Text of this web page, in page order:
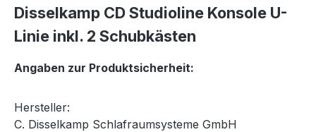
Disselkamp CD Studioline Konsole U-
Linie inkl. 2 Schubkästen
Angaben zur Produktsicherheit:
Hersteller:
C. Disselkamp Schlafraumsysteme GmbH